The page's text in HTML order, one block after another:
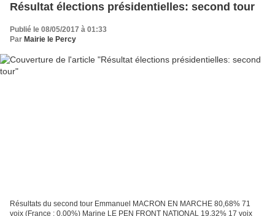
Résultat élections présidentielles: second tour
Publié le 08/05/2017 à 01:33
Par Mairie le Percy
Résultats du second tour Emmanuel MACRON EN MARCHE 80,68% 71
voix (France : 0,00%) Marine LE PEN FRONT NATIONAL 19,32% 17 voix